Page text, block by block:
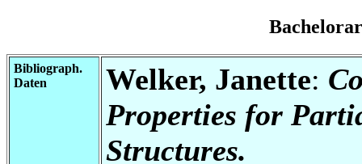
Bibliograph.
Daten
Welker, Janette:
Properties for
Structures.